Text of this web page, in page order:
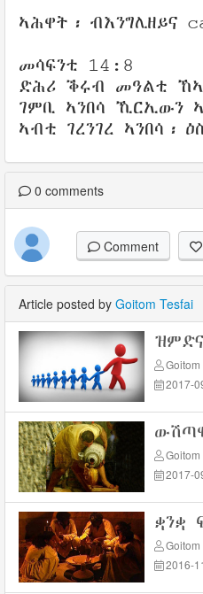
ኣሕዋት፡ ብእንግሊዘይና
መሳፍንቲ 14:8
ድሕሪ ቕሩብ መዓልቲ
ገምቢ ኣንበሳ ኺርኢውን
ኣብቲ ገረንገረ ኣንበሳ፡
0 comments
Comment
Article posted by Goitom Tesfai
ዝምድና
Goitom
2017-
Goitom
2017-
ቋንቋ
Goitom
2016-